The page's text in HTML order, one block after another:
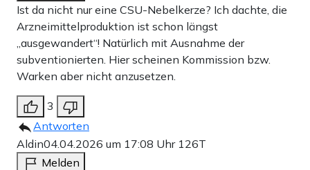
Ist da nicht nur eine CSU-Nebelkerze? Ich dachte, die
Arzneimittelproduktion ist schon längst
„ausgewandert“! Natürlich mit Ausnahme der
subventionierten. Hier scheinen Kommission bzw.
Warken aber nicht anzusetzen.
3
Antworten
Aldin04.04.2026 um 17:08 Uhr 126T
Melden